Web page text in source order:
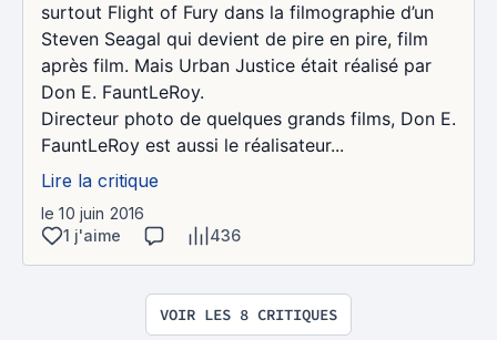
surtout Flight of Fury dans la filmographie d’un
Steven Seagal qui devient de pire en pire, film
après film. Mais Urban Justice était réalisé par
Don E. FauntLeRoy.
Directeur photo de quelques grands films, Don E.
FauntLeRoy est aussi le réalisateur...
Lire la critique
le 10 juin 2016
1 j'aime
436
VOIR LES 8 CRITIQUES